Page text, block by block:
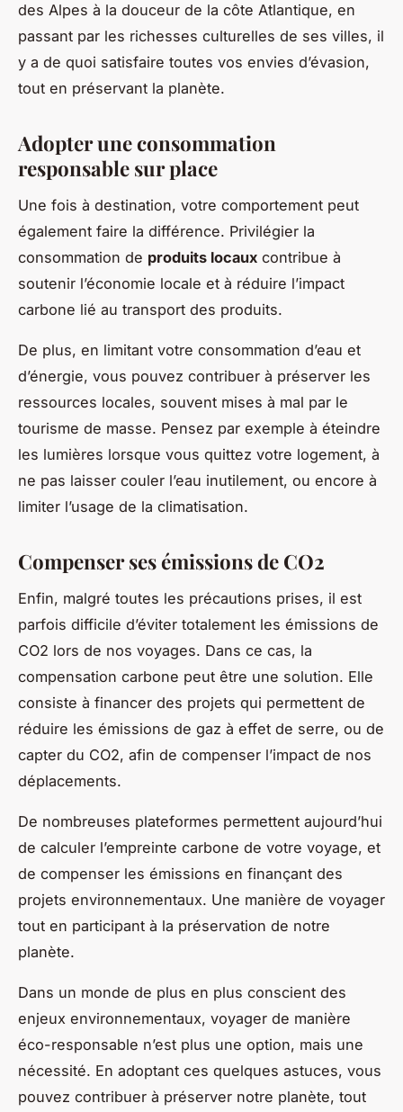
des Alpes à la douceur de la côte Atlantique, en
passant par les richesses culturelles de ses villes, il
y a de quoi satisfaire toutes vos envies d’évasion,
tout en préservant la planète.
Adopter une consommation
responsable sur place
Une fois à destination, votre comportement peut
également faire la différence. Privilégier la
consommation de produits locaux contribue à
soutenir l’économie locale et à réduire l’impact
carbone lié au transport des produits.
De plus, en limitant votre consommation d’eau et
d’énergie, vous pouvez contribuer à préserver les
ressources locales, souvent mises à mal par le
tourisme de masse. Pensez par exemple à éteindre
les lumières lorsque vous quittez votre logement, à
ne pas laisser couler l’eau inutilement, ou encore à
limiter l’usage de la climatisation.
Compenser ses émissions de CO2
Enfin, malgré toutes les précautions prises, il est
parfois difficile d’éviter totalement les émissions de
CO2 lors de nos voyages. Dans ce cas, la
compensation carbone peut être une solution. Elle
consiste à financer des projets qui permettent de
réduire les émissions de gaz à effet de serre, ou de
capter du CO2, afin de compenser l’impact de nos
déplacements.
De nombreuses plateformes permettent aujourd’hui
de calculer l’empreinte carbone de votre voyage, et
de compenser les émissions en finançant des
projets environnementaux. Une manière de voyager
tout en participant à la préservation de notre
planète.
Dans un monde de plus en plus conscient des
enjeux environnementaux, voyager de manière
éco-responsable n’est plus une option, mais une
nécessité. En adoptant ces quelques astuces, vous
pouvez contribuer à préserver notre planète, tout